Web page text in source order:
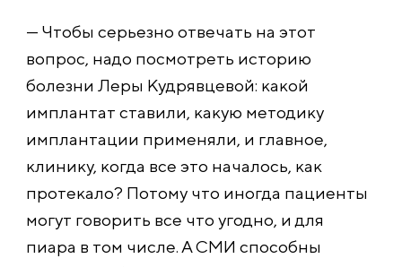
— Чтобы серьезно отвечать на этот
вопрос, надо посмотреть историю
болезни Леры Кудрявцевой: какой
имплантат ставили, какую методику
имплантации применяли, и главное,
клинику, когда все это началось, как
протекало? Потому что иногда пациенты
могут говорить все что угодно, и для
пиара в том числе. А СМИ способны